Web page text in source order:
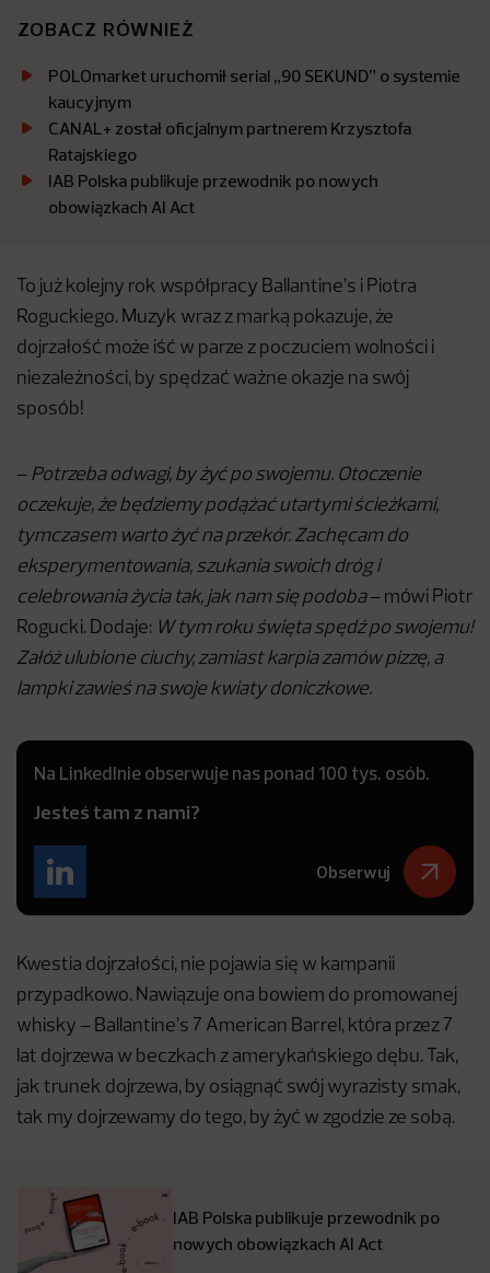
ZOBACZ RÓWNIEŻ
POLOmarket uruchomił serial „90 SEKUND” o systemie
kaucyjnym
CANAL+ został oficjalnym partnerem Krzysztofa
Ratajskiego
IAB Polska publikuje przewodnik po nowych
obowiązkach AI Act
To już kolejny rok współpracy Ballantine’s i Piotra
Roguckiego. Muzyk wraz z marką pokazuje, że
dojrzałość może iść w parze z poczuciem wolności i
niezależności, by spędzać ważne okazje na swój
sposób!
– Potrzeba odwagi, by żyć po swojemu. Otoczenie
oczekuje, że będziemy podążać utartymi ścieżkami,
tymczasem warto żyć na przekór. Zachęcam do
eksperymentowania, szukania swoich dróg i
celebrowania życia tak, jak nam się podoba– mówi Piotr
Rogucki. Dodaje: W tym roku święta spędź po swojemu!
Załóż ulubione ciuchy, zamiast karpia zamów pizzę, a
lampki zawieś na swoje kwiaty doniczkowe.
Na LinkedInie obserwuje nas ponad 100 tys. osób.
Jesteś tam z nami?
Obserwuj
Kwestia dojrzałości, nie pojawia się w kampanii
przypadkowo. Nawiązuje ona bowiem do promowanej
whisky – Ballantine’s 7 American Barrel, która przez 7
lat dojrzewa w beczkach z amerykańskiego dębu. Tak,
jak trunek dojrzewa, by osiągnąć swój wyrazisty smak,
tak my dojrzewamy do tego, by żyć w zgodzie ze sobą.
IAB Polska publikuje przewodnik po
nowych obowiązkach AI Act